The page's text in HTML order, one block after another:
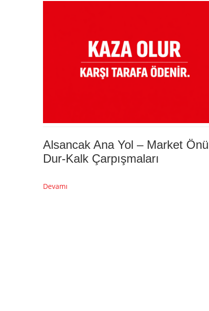
Alsancak Ana Yol – Market Önü
Dur-Kalk Çarpışmaları
Devamı